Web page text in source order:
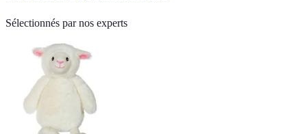
Sélectionnés par nos experts